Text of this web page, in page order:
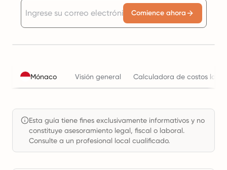
Comience ahora
Mónaco Visión general Calculadora de costos
Esta guía tiene fines exclusivamente informativos y no
constituye asesoramiento legal, fiscal o laboral.
Consulte a un profesional local cualificado.